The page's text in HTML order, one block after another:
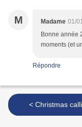
M Madame 01/
Bonne année
moments (et
Répondre
< Christmas